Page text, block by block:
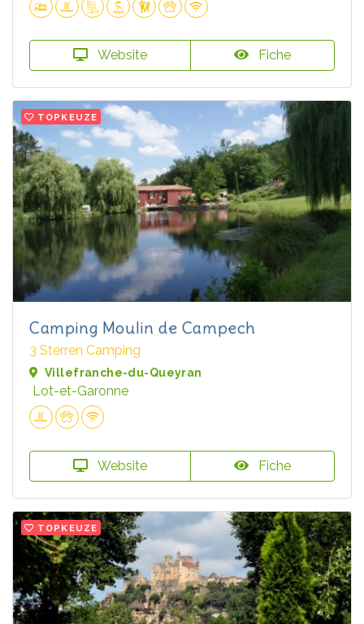
Website Fiche
TOPKEUZE
Camping Moulin de Campech
3 Sterren Camping
Villefranche-du-Queyran
Lot-et-Garonne
Website Fiche
TOPKEUZE